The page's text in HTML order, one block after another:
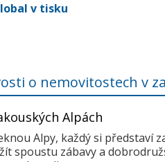
v tisku
o nemovitostech v
Alpách
Alpy, každý si představí
spoustu zábavy a